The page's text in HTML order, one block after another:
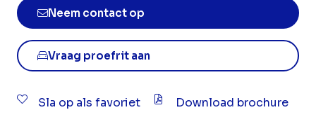
Neem contact op
Vraag proefrit aan
Sla op als favoriet Download brochure